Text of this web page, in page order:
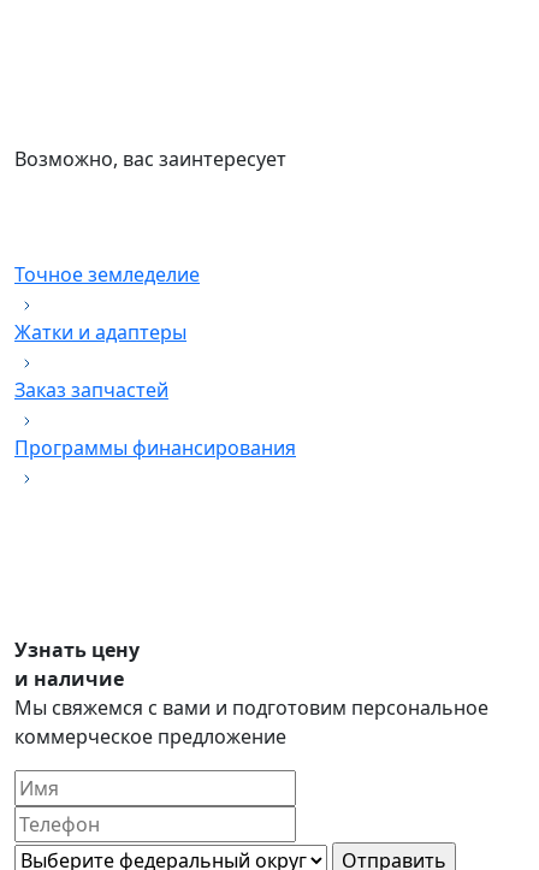
Возможно, вас заинтересует
Точное земледелие
Жатки и адаптеры
Заказ запчастей
Программы финансирования
Узнать цену
и наличие
Мы свяжемся с вами и подготовим персональное
коммерческое предложение